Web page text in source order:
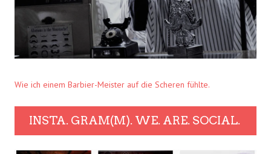
Wie ich einem Barbier-Meister auf die Scheren fühlte.
INSTA. GRAM(M). WE. ARE. SOCIAL.